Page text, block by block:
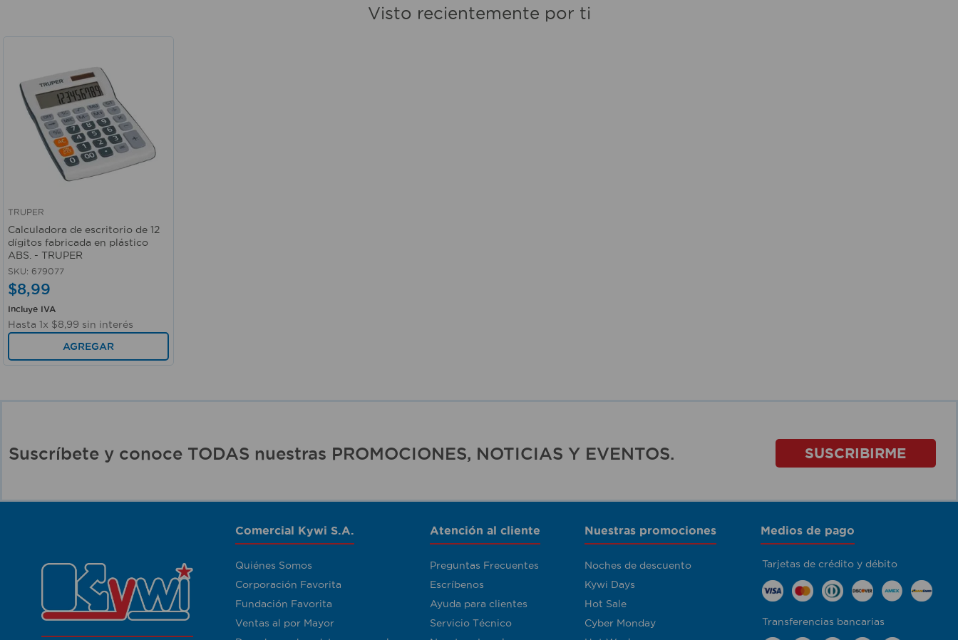
Visto recientemente por ti
TRUPER
Calculadora de escritorio de 12
dígitos fabricada en plástico
ABS. - TRUPER
SKU: 679077
$8,99
Incluye IVA
Hasta 1x $8,99 sin interés
AGREGAR
Suscríbete y conoce TODAS nuestras PROMOCIONES, NOTICIAS Y EVENTOS. SUSCRIBIRME
Comercial Kywi S.A.
Quiénes Somos
Corporación Favorita
Fundación Favorita
Ventas al por Mayor
Atención al cliente
Preguntas Frecuentes
Escríbenos
Ayuda para clientes
Servicio Técnico
Nuestras promociones
Noches de descuento
Kywi Days
Hot Sale
Cyber Monday
Medios de pago
Tarjetas de crédito y débito
Transferencias bancarias